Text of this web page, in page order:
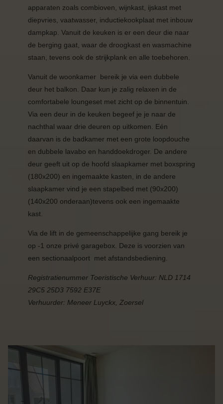
apparaten zoals combioven, wijnkast, ijskast met
diepvries, vaatwasser, inductiekookplaat met inbouw
dampkap. Vanuit de keuken is er een deur die naar
de berging gaat, waar de droogkast en wasmachine
staan, tevens ook de strijkplank en alle toebehoren.
Vanuit de woonkamer bereik je via een dubbele
deur het balkon. Daar kun je zalig relaxen in de
comfortabele loungeset met zicht op de binnentuin.
Via een deur in de keuken begeef je je naar de
nachthal waar drie deuren op uitkomen. Eén
daarvan is de badkamer met een grote loopdouche
en dubbele lavabo en handdoekdroger. De andere
deur geeft uit op de hoofd slaapkamer met boxspring
(180x200) en ingemaakte kasten, in de andere
slaapkamer vind je een stapelbed met (90x200)
(140x200 onderaan)tevens ook een ingemaakte
kast.
Via de lift in de gemeenschappelijke gang bereik je
op -1 onze privé garagebox. Deze is voorzien van
een sectionaalpoort met afstandsbediening.
Registratienummer Toeristische Verhuur: NLD 1714
29C5 25D3 7592 E37E
Verhuurder: Meneer Luyckx, Zoersel